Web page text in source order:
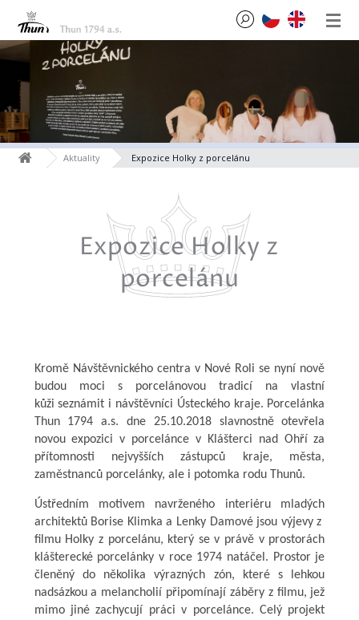
Aktuality Expozice Holky z porcelánu
Expozice Holky z
porcelánu
Kromě Návštěvnického centra v Nové Roli se nyní nově
budou moci s porcelánovou tradicí na vlastní
kůži seznámit i návštěvníci Ústeckého kraje. Porcelánka
Thun 1794 a.s. dne 25.10.2018 slavnostně otevřela
novou expozici v porcelánce v Klášterci nad Ohří za
přítomnosti nejvyšších zástupců kraje, města,
zaměstnanců porcelánky, ale i potomka rodu Thunů.
Ústředním motivem navrženého interiéru mladých
architektů Borise Klimka a Lenky Damové jsou výjevy z
filmu Holky z porcelánu, který se v právě v prostorách
klášterecké porcelánky v roce 1974 natáčel. Prostor je
členěný do několika výrazných zón, které s lehkou
nadsázkou a melancholií připomínají záběry z filmu, jež
mimo jiné zachycují práci v porcelánce. Celý projekt